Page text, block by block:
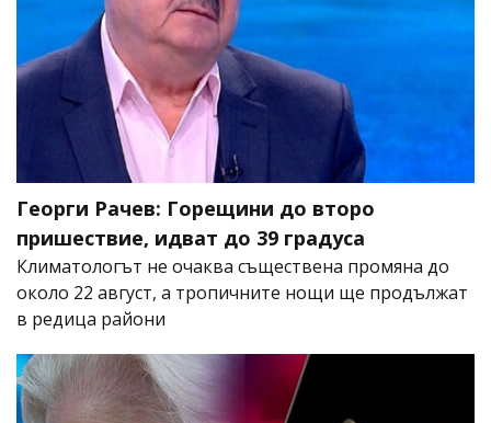
Георги Рачев: Горещини до второ
пришествие, идват до 39 градуса
Климатологът не очаква съществена промяна до
около 22 август, а тропичните нощи ще продължат
в редица райони